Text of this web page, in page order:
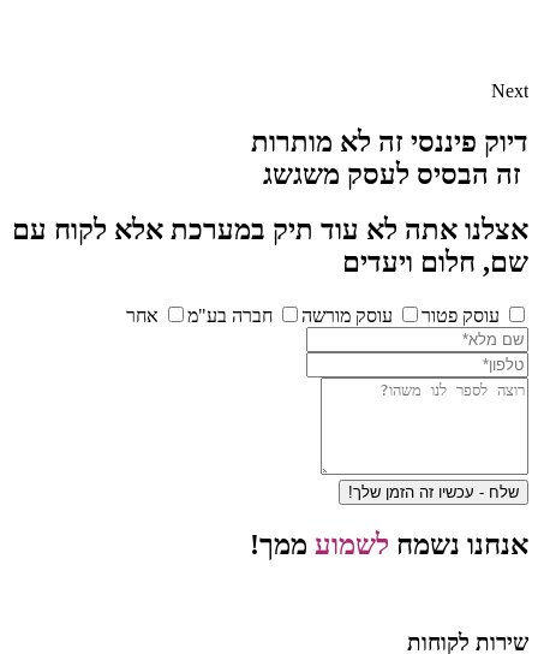
Next
דיוק פיננסי זה לא מותרות
זה הבסיס לעסק משגשג
אצלנו אתה לא עוד תיק במערכת אלא לקוח עם
שם, חלום ויעדים
עוסק פטור עוסק מורשה חברה בע"מ אחר
שלח - עכשיו זה הזמן שלך!
אנחנו נשמח לשמוע ממך!
שירות לקוחות